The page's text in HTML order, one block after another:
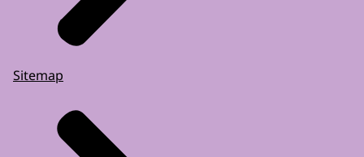
Sitemap